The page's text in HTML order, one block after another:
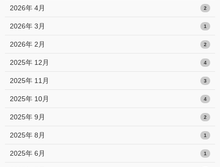
2026年 4月 2
2026年 3月 1
2026年 2月 2
2025年 12月 4
2025年 11月 3
2025年 10月 4
2025年 9月 2
2025年 8月 1
2025年 6月 1